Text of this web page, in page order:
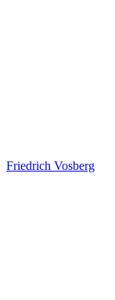
Friedrich Vosberg